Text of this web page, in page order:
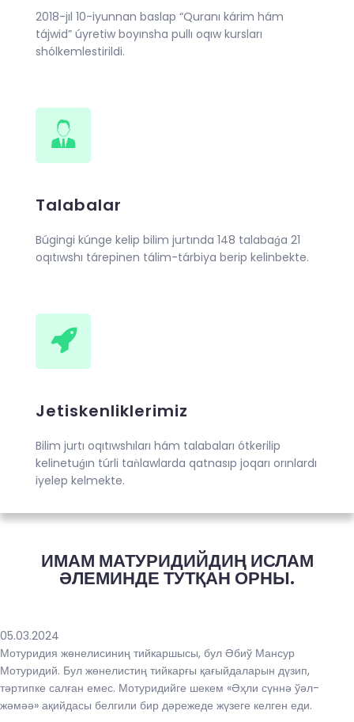
2018-jıl 10-iyunnan baslap “Quranı kárim hám
tájwid” úyretiw boyınsha pullı oqıw kursları
shólkemlestirildi.
Talabalar
Búgingi kúnge kelip bilim jurtında 148 talabaǵa 21
oqıtıwshı tárepinen tálim-tárbiya berip kelinbekte.
Jetiskenliklerimiz
Bilim jurtı oqıtıwshıları hám talabaları ótkerilip
kelinetuǵın túrli taǹlawlarda qatnasıp joqarı orınlardı
iyelep kelmekte.
ИМАМ МАТУРИДИЙДИҢ ИСЛАМ
ӘЛЕМИНДЕ ТУТҚАН ОРНЫ.
05.03.2024
Мотуридия жѳнелисиниң тийкаршысы, бул Әбиў Мансур
Мотуридий. Бул жѳнелистиң тийкарғы қағыйдаларын дүзип,
тәртипке салған емес. Мотуридийге шекем «Әҳли сүннә ўәл-
жәмәә» ақийдасы белгили бир дәрежеде жүзеге келген еди.